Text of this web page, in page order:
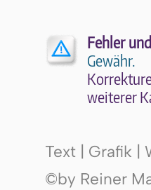
Fehler
Gewähr.
wei­te­rer
Text | Grafik |
©by Reiner